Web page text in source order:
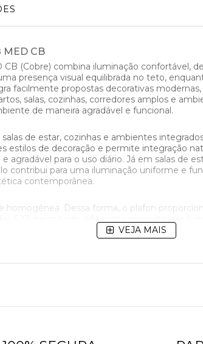
MED CB
CB (Cobre) combina iluminação
presença visual equilibrada no teto,
facilmente propostas decorativas
salas, cozinhas, corredores amplos e
de maneira agradável e funcional.
de estar, cozinhas e ambientes
estilos de decoração e permite integração
para o uso diário. Já em salas de
contribui para uma iluminação uniforme e
contemporânea.
homogênea. Dessa forma, o plafon
opções neutras favorecem
também permite customização para uso de
E27 1108 MED CB com base em alumínio
VEJA MAIS